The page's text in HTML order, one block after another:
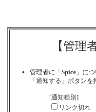
【管理
管理者に「 Spice 」に
「通知する」ボタン
[通知種別]
リンク切れ